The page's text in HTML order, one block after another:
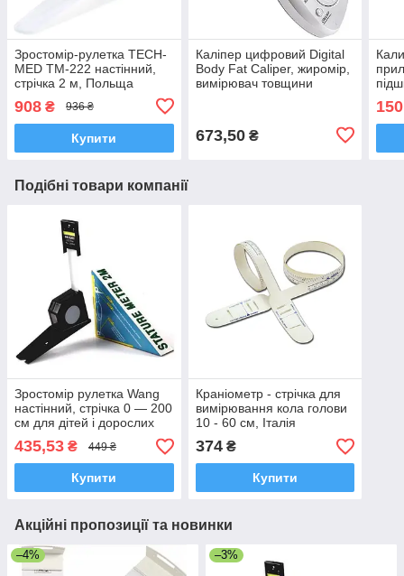
Зростомір-рулетка TECH-
MED TM-222 настінний,
стрічка 2 м, Польща
908 ₴ 936 ₴
Купити
Каліпер цифровий Digital
Body Fat Caliper, жиромір,
вимірювач товщини
673,50₴
Подібні товари компанії
Зростомір рулетка Wang
настінний, стрічка 0 — 200
см для дітей і дорослих
435,53 ₴ 449 ₴
Купити
Краніометр - стрічка для
вимірювання кола голови
10 - 60 см, Італія
374₴
Купити
Акційні пропозиції та новинки
–4% –3%